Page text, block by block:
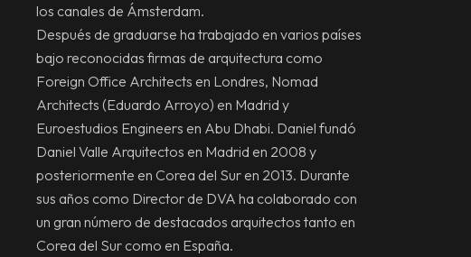
los canales de Ámsterdam.
Después de graduarse ha trabajado en varios países
bajo reconocidas firmas de arquitectura como
Foreign Office Architects en Londres, Nomad
Architects (Eduardo Arroyo) en Madrid y
Euroestudios Engineers en Abu Dhabi. Daniel fundó
Daniel Valle Arquitectos en Madrid en 2008 y
posteriormente en Corea del Sur en 2013. Durante
sus años como Director de DVA ha colaborado con
un gran número de destacados arquitectos tanto en
Corea del Sur como en España.
DE